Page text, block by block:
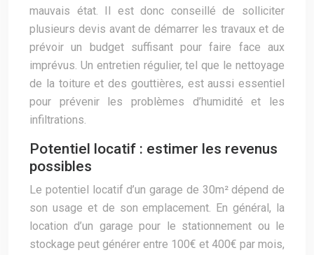
mauvais état. Il est donc conseillé de solliciter
plusieurs devis avant de démarrer les travaux et de
prévoir un budget suffisant pour faire face aux
imprévus. Un entretien régulier, tel que le nettoyage
de la toiture et des gouttières, est aussi essentiel
pour prévenir les problèmes d’humidité et les
infiltrations.
Potentiel locatif : estimer les revenus
possibles
Le potentiel locatif d’un garage de 30m² dépend de
son usage et de son emplacement. En général, la
location d’un garage pour le stationnement ou le
stockage peut générer entre 100€ et 400€ par mois,